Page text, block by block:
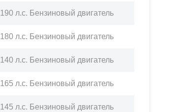
190 л.с. Бензиновый двигатель
180 л.с. Бензиновый двигатель
140 л.с. Бензиновый двигатель
165 л.с. Бензиновый двигатель
145 л.с. Бензиновый двигатель